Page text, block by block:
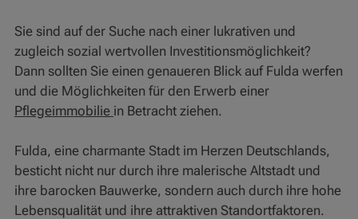
Sie sind auf der Suche nach einer lukrativen und
zugleich sozial wertvollen Investitionsmöglichkeit?
Dann sollten Sie einen genaueren Blick auf Fulda werfen
und die Möglichkeiten für den Erwerb einer
Pflegeimmobilie in Betracht ziehen.
Fulda, eine charmante Stadt im Herzen Deutschlands,
besticht nicht nur durch ihre malerische Altstadt und
ihre barocken Bauwerke, sondern auch durch ihre hohe
Lebensqualität und ihre attraktiven Standortfaktoren.